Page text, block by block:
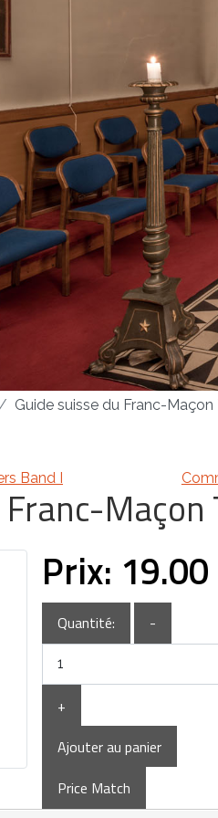
Guide suisse du Franc-Maçon
Band I
Maçon
Prix: 19.00
Quantité: -
+
Ajouter au panier
Price Match